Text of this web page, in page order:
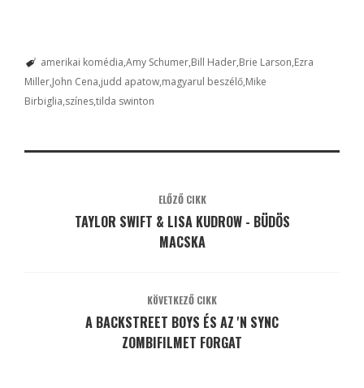
amerikai komédia Amy Schumer Bill Hader Brie Larson Ezra
Miller John Cena judd apatow magyarul beszélő Mike
Birbiglia színestilda swinton
ELŐZŐ CIKK
TAYLOR SWIFT & LISA KUDROW - BÜDÖS
MACSKA
KÖVETKEZŐ CIKK
A BACKSTREET BOYS ÉS AZ 'N SYNC
ZOMBIFILMET FORGAT